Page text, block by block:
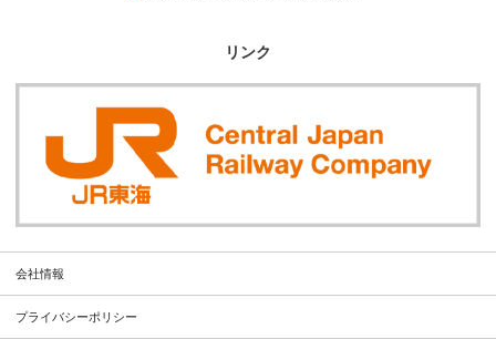
リンク
会社情報
プライバシーポリシー